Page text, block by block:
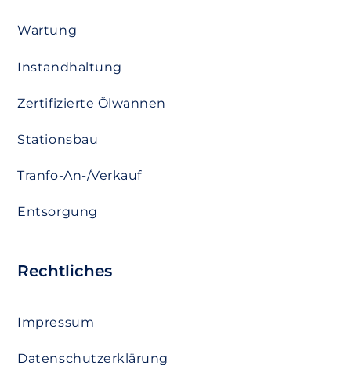
Wartung
Instandhaltung
Zertifizierte Ölwannen
Stationsbau
Tranfo-An-/Verkauf
Entsorgung
Rechtliches
Impressum
Datenschutzerklärung